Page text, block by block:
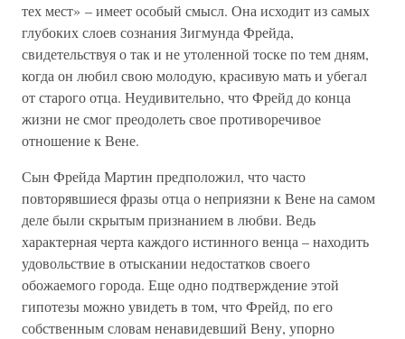
тех мест» – имеет особый смысл. Она исходит из самых
глубоких слоев сознания Зигмунда Фрейда,
свидетельствуя о так и не утоленной тоске по тем дням,
когда он любил свою молодую, красивую мать и убегал
от старого отца. Неудивительно, что Фрейд до конца
жизни не смог преодолеть свое противоречивое
отношение к Вене.
Сын Фрейда Мартин предположил, что часто
повторявшиеся фразы отца о неприязни к Вене на самом
деле были скрытым признанием в любви. Ведь
характерная черта каждого истинного венца – находить
удовольствие в отыскании недостатков своего
обожаемого города. Еще одно подтверждение этой
гипотезы можно увидеть в том, что Фрейд, по его
собственным словам ненавидевший Вену, упорно